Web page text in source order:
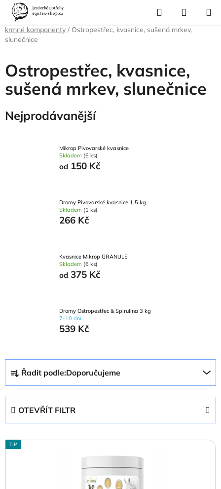
Přejít
obsah
Hledat
KOŠÍK
Domů
Krmivo a vitamíny
krmné komponenty / Ostropestřec, kvasnice, sušená mrkev,
slunečnice
Ostropestřec, kvasnice,
sušená mrkev, slunečnice
Nejprodávanější
Mikrop Pivovarské kvasnice
Skladem (6 ks)
od 150 Kč
Dromy Pivovarské kvasnice 1,5 kg
Skladem (1 ks)
266 Kč
Kvasnice Mikrop GRANULE
Skladem (6 ks)
od 375 Kč
Dromy Ostropestřec & Spirulina 3 kg
7-10 dní
539 Kč
a
z
p
Řadit podle:Doporučujeme
OTEVŘÍT FILTR
V
ý
TIP